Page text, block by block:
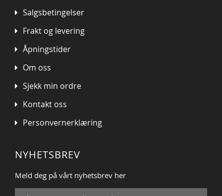
Salgsbetingelser
Frakt og levering
Åpningstider
Om oss
Sjekk min ordre
Kontakt oss
Personvernerklæring
NYHETSBREV
Meld deg på vårt nyhetsbrev her
Sign